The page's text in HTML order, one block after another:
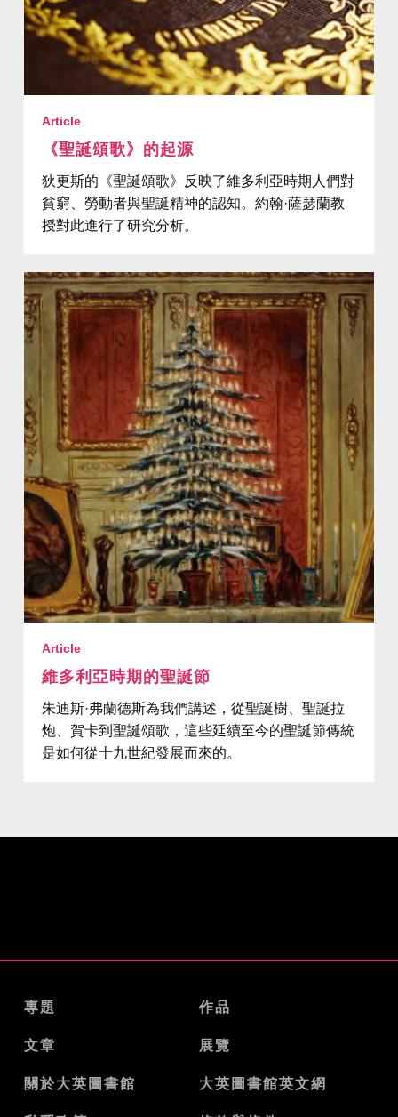
Article
《聖誕頌歌》的起源
狄更斯的《聖誕頌歌》反映了維多利亞時期人們對
貧窮、勞動者與聖誕精神的認知。約翰·薩瑟蘭教
授對此進行了研究分析。
Article
維多利亞時期的聖誕節
朱迪斯·弗蘭德斯為我們講述，從聖誕樹、聖誕拉
炮、賀卡到聖誕頌歌，這些延續至今的聖誕節傳統
是如何從十九世紀發展而來的。
專題 作品
文章 展覽
關於大英圖書館 大英圖書館英文網